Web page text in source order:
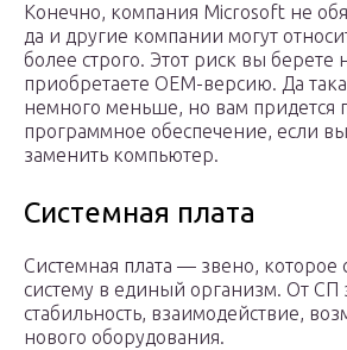
Конечно, компания Microsoft не
да и другие компании могут
более строго. Этот риск вы берете
приобретаете OEM-версию. Да
немного меньше, но вам придется
программное обеспечение, если
заменить компьютер.
Системная плата
Системная плата — звено, которое
систему в единый организм. От СП
стабильность, взаимодействие,
нового оборудования.